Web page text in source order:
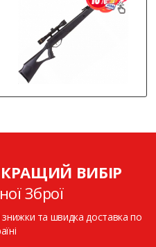
КРАЩИЙ ВИБІР
Зброї
знижки та швидка доставка по